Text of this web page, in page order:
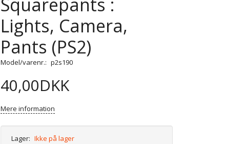
Squarepants :
Lights, Camera,
Pants (PS2)
Model/varenr.: p2s190
40,00DKK
Mere information
Lager: Ikke på lager